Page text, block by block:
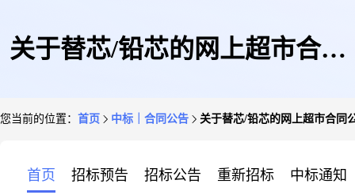
关于替芯/铅芯的网上超市合同
您当前的位置： 首页 中标｜合同公告 关于替芯/铅芯的网上超市合同
首页 招标预告 招标公告 重新招标 中标通知